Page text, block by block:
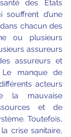
des États
souffrent d’une
chacun des
ou plusieurs
assureurs
assureurs et
Le manque de
acteurs
la mauvaise
et de
Toutefois,
crise sanitaire,